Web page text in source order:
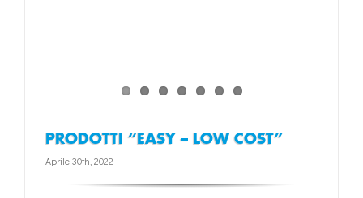
PRODOTTI “EASY – LOW COST”
Aprile 30th, 2022